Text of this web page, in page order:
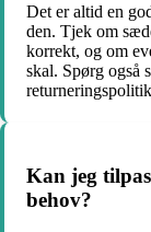
Det er altid en
den. Tjek om
korrekt, og om
skal. Spørg også
Kan jeg
behov?